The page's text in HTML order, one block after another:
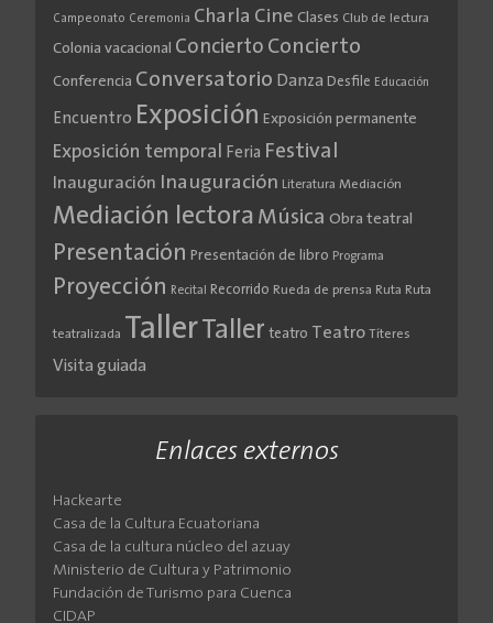
Campeonato Ceremonia Charla Cine Clases Club de lectura
Colonia vacacional Concierto Concierto
Conferencia Conversatorio Danza Desfile Educación
Encuentro Exposición Exposición permanente
Exposición temporal Feria Festival
Inauguración Inauguración Literatura Mediación
Mediación lectora Música Obra teatral
Presentación Presentación de libro Programa
Proyección Recital Recorrido Rueda de prensa Ruta Ruta
teatralizada Taller Taller teatro Teatro Títeres
Visita guiada
Enlaces externos
Hackearte
Casa de la Cultura Ecuatoriana
Casa de la cultura núcleo del azuay
Ministerio de Cultura y Patrimonio
Fundación de Turismo para Cuenca
CIDAP